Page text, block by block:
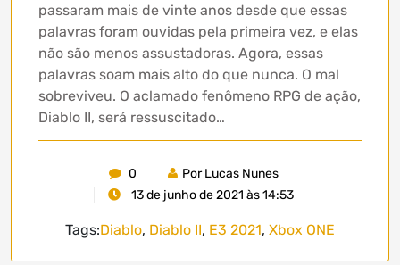
passaram mais de vinte anos desde que essas
palavras foram ouvidas pela primeira vez, e elas
não são menos assustadoras. Agora, essas
palavras soam mais alto do que nunca. O mal
sobreviveu. O aclamado fenômeno RPG de ação,
Diablo II, será ressuscitado…
0
Por Lucas Nunes
13 de junho de 2021 às 14:53
Tags:Diablo, Diablo II, E3 2021, Xbox ONE